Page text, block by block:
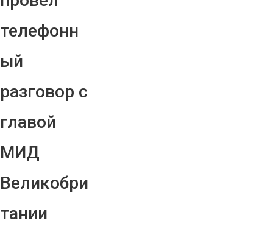
телефонн
ый
разговор с
главой
МИД
Великобри
тании